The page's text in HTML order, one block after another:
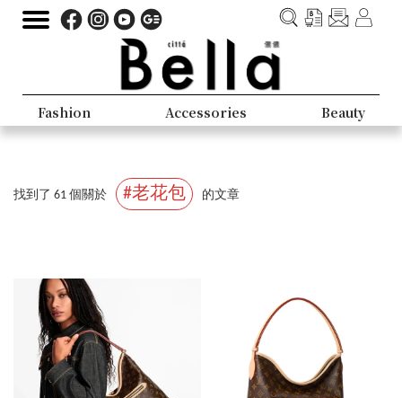
Fashion Accessories Beauty
找到了 61 個關於 #老花包 的文章